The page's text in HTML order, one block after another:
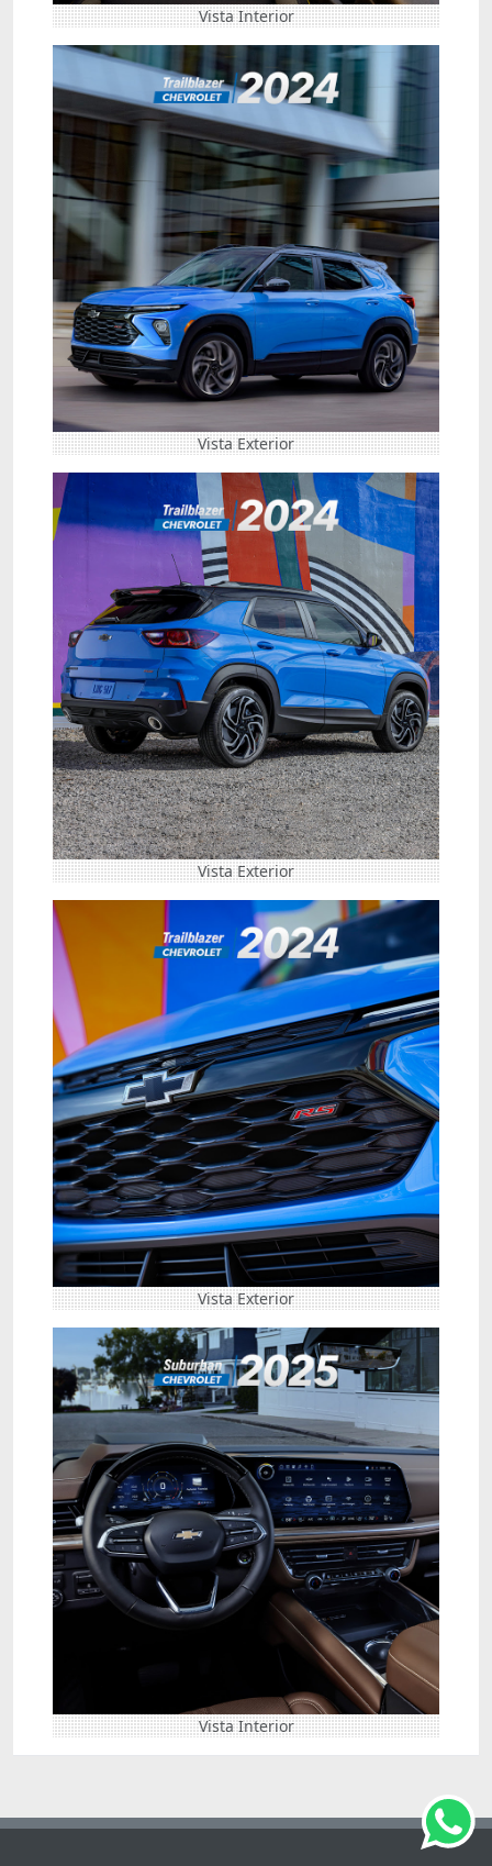
Vista Interior
Vista Exterior
Vista Exterior
Vista Exterior
Vista Interior